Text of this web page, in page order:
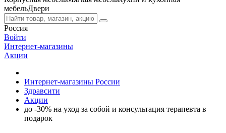
мебельДвери
Россия
Войти
Интернет-магазины
Акции
Интернет-магазины России
Здравсити
Акции
до -30% на уход за собой и консультация терапевта в
подарок